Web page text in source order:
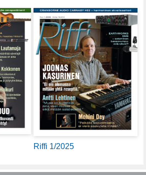
Riffi 1/2025